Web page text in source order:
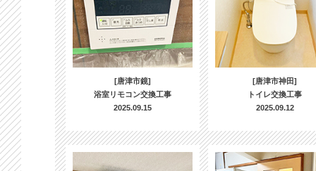
[唐津市鏡]
浴室リモコン交換工事
2025.09.15
[唐津市神田]
トイレ交換工事
2025.09.12